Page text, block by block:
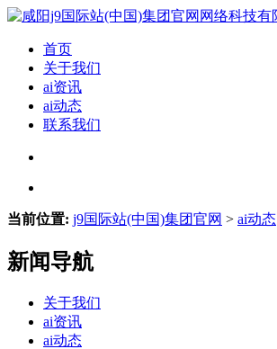
首页
关于我们
ai资讯
ai动态
联系我们
当前位置: j9国际站(中国)集团官网 > ai动态
新闻导航
关于我们
ai资讯
ai动态